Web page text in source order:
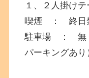
１、２人掛けテ
喫煙 ： 終日
駐車場 ： 無
パーキングあり